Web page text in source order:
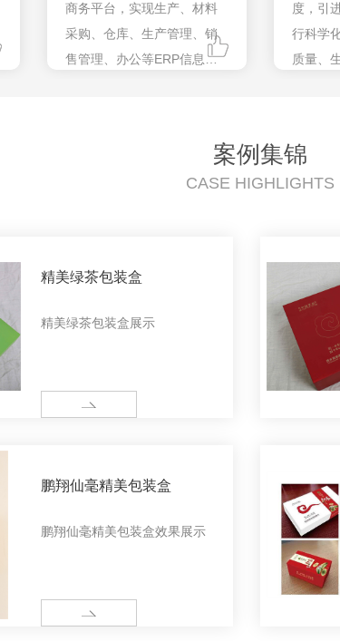
商务平台，实现生产、材料
采购、仓库、生产管理、销
售管理、办公等ERP信息化
度，引
行科学
质量、
力和经
案例集锦
CASE HIGHLIGHTS
精美绿茶包装盒
精美绿茶包装盒展示
MORE
鹏翔仙毫精美包装盒
鹏翔仙毫精美包装盒效果展示
MORE